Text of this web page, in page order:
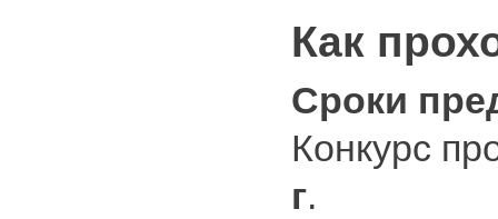
Как
Сроки
Конкурс
г.